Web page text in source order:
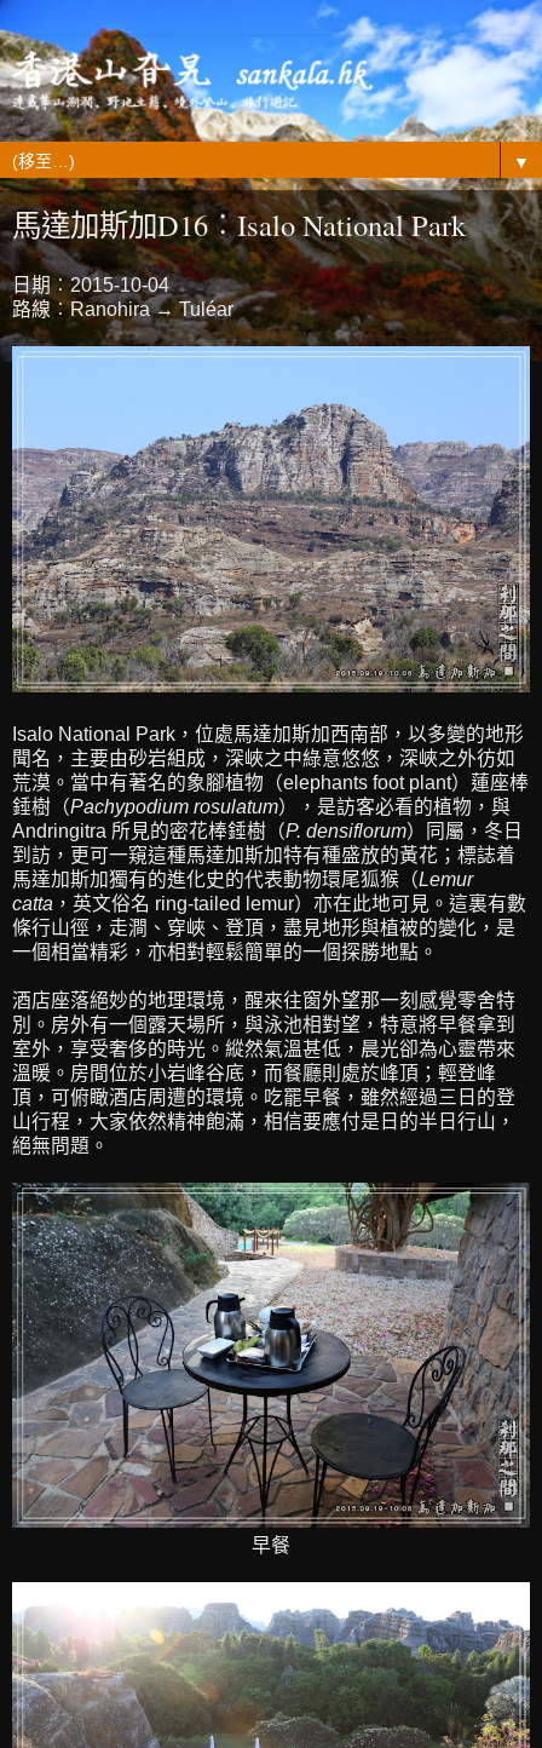
▼
馬達加斯加D16︰Isalo National Park
日期︰2015-10-04
路線︰Ranohira → Tuléar
Isalo National Park，位處馬達加斯加西南部，以多變的地形
聞名，主要由砂岩組成，深峽之中綠意悠悠，深峽之外彷如
荒漠。當中有著名的象腳植物（elephants foot plant）蓮座棒
錘樹（Pachypodium rosulatum），是訪客必看的植物，與
Andringitra 所見的密花棒錘樹（P. densiflorum）同屬，冬日
到訪，更可一窺這種馬達加斯加特有種盛放的黃花；標誌着
馬達加斯加獨有的進化史的代表動物環尾狐猴（Lemur
catta ，英文俗名 ring-tailed lemur）亦在此地可見。這裏有數
條行山徑，走澗、穿峽、登頂，盡見地形與植被的變化，是
一個相當精彩，亦相對輕鬆簡單的一個探勝地點。
酒店座落絕妙的地理環境，醒來往窗外望那一刻感覺零舍特
別。房外有一個露天場所，與泳池相對望，特意將早餐拿到
室外，享受奢侈的時光。縱然氣溫甚低，晨光卻為心靈帶來
溫暖。房間位於小岩峰谷底，而餐廳則處於峰頂；輕登峰
頂，可俯瞰酒店周遭的環境。吃罷早餐，雖然經過三日的登
山行程，大家依然精神飽滿，相信要應付是日的半日行山，
絕無問題。
早餐